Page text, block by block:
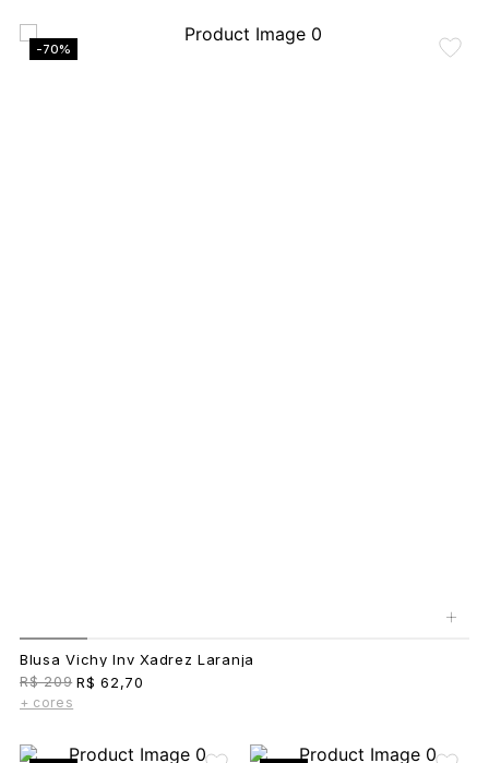
-70%
+
Blusa Vichy Inv Xadrez Laranja
R$ 209 R$ 62,70
+ cores